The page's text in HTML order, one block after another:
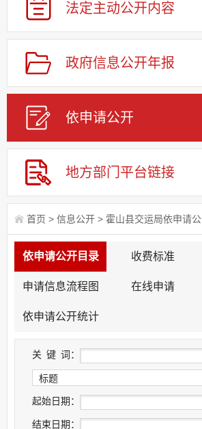
法定主动公开内容
政府信息公开年报
依申请公开
地方部门平台链接
首页 > 信息公开 > 霍山县交运局依申请
依申请公开目录 收费标准
申请信息流程图 在线申请
依申请公开统计
关 键 词：
起始日期：
结束日期：